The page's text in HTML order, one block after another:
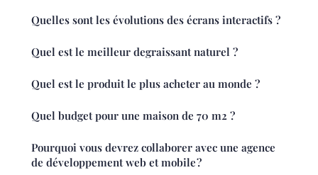
Quelles sont les évolutions des écrans interactifs ?
Quel est le meilleur degraissant naturel ?
Quel est le produit le plus acheter au monde ?
Quel budget pour une maison de 70 m2 ?
Pourquoi vous devrez collaborer avec une agence
de développement web et mobile ?